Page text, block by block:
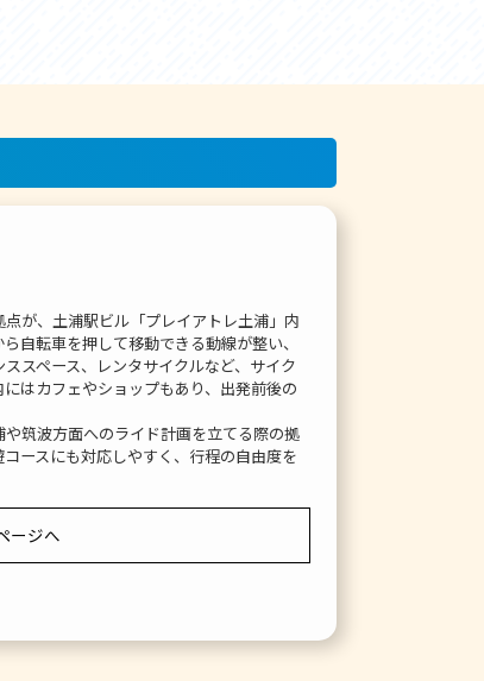
が、土浦駅ビル「プレイアトレ土浦」内
自転車を押して移動できる動線が整い、
スペース、レンタサイクルなど、サイク
はカフェやショップもあり、出発前後の
筑波方面へのライド計画を立てる際の拠
ースにも対応しやすく、行程の自由度を
ージへ